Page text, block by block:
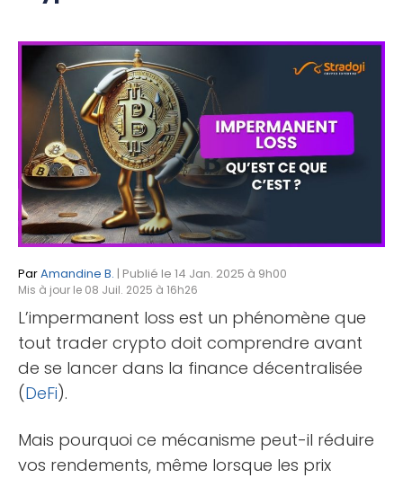
ParAmandine B. | Publié le 14 Jan. 2025 à 9h00
Mis à jour le 08 Juil. 2025 à 16h26
L’impermanent loss est un phénomène que
tout trader crypto doit comprendre avant
de se lancer dans la finance décentralisée
(DeFi).
Mais pourquoi ce mécanisme peut-il réduire
vos rendements, même lorsque les prix